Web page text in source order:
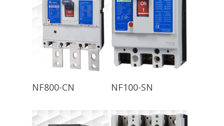
NF800-CN NF100-SN